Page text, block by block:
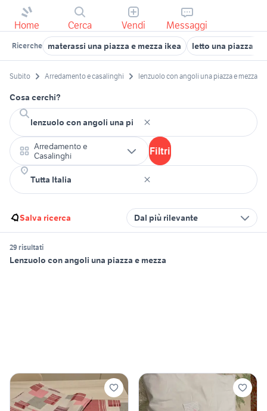
Home Cerca Vendi Messaggi
Ricerche materassi una piazza e mezza ikea letto una piazza e
Subito Arredamento e casalinghi lenzuolo con angoli una piazza e mezza
Cosa cerchi?
Arredamento e
Casalinghi
Filtri
Salva ricerca Dal più rilevante
29 risultati
Lenzuolo con angoli una piazza e mezza